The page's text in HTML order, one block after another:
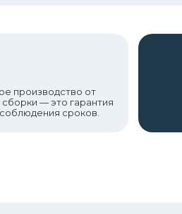
производство от
— это гарантия
сроков.